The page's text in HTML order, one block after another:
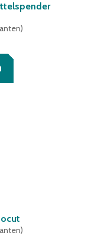
)
)